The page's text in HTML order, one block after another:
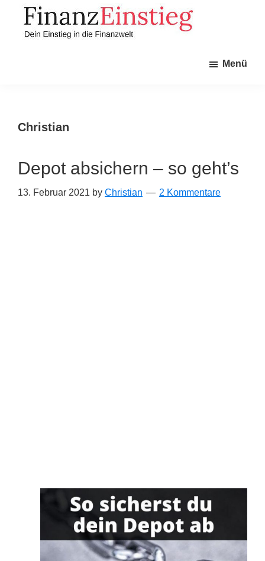
Inhalt
Seitenspalte
Finanzwelt
Menü
Christian
Depot absichern – so geht’s
13. Februar 2021 by Christian 2 Kommentare